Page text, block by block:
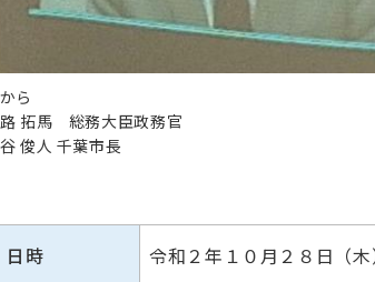
ら
拓馬 総務大臣政務官
俊人 千葉市長
日時 令和２年１０月２８日（